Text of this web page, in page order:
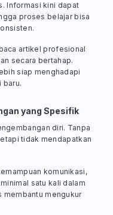
Informasi kini dapat
proses belajar bisa
artikel profesional
secara bertahap.
siap menghadapi
baru.
yang Spesifik
diri. Tanpa
tidak mendapatkan
komunikasi,
satu kali dalam
membantu mengukur